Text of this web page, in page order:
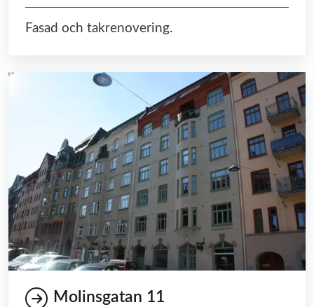
Fasad och takrenovering.
Molinsgatan 11